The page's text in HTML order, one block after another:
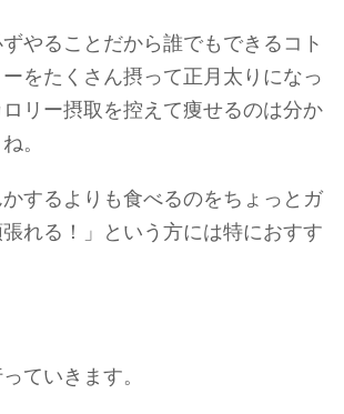
やることだから誰でもできるコト
をたくさん摂って正月太りになっ
リー摂取を控えて痩せるのは分か
。
かするよりも食べるのをちょっとガ
れる！」という方には特におすす
ていきます。